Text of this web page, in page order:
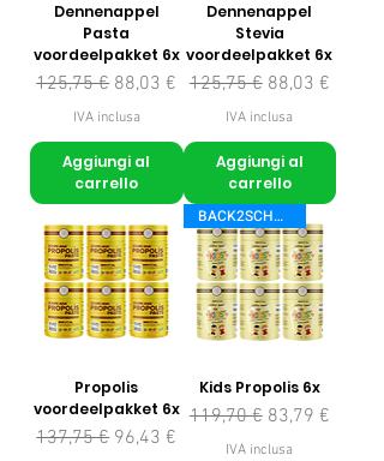
Dennenappel
Pasta
voordeelpakket 6x
Prezzo regolare
125,75 € Prezzo scontato
88,03 €
IVA inclusa
Aggiungi al
carrello
Dennenappel
Stevia
voordeelpakket 6x
Prezzo regolare
125,75 € Prezzo scontato
88,03 €
IVA inclusa
Aggiungi al
carrello
Propolis
voordeelpakket 6x
Prezzo regolare
137,75 € Prezzo scontato
96,43 €
BACK2SCHOOL
Kids Propolis 6x
Prezzo regolare
119,70 € Prezzo scontato
83,79 €
IVA inclusa